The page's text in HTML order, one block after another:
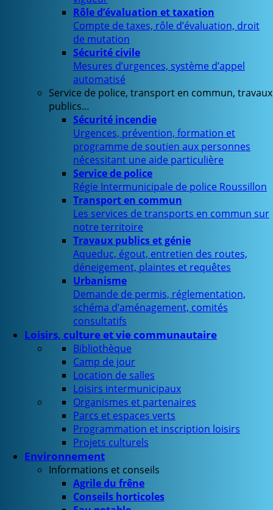
Rôle d’évaluation et taxation
Compte de taxes, rôle d’évaluation, droit
de mutation
Sécurité civile
Mesures d’urgences, système d’appel
automatisé
Service de police, transport en commun, travaux
publics…
Sécurité incendie
Urgences, prévention, formation et
programme de soutien aux personnes
nécessitant une aide particulière
Service de police
Régie Intermunicipale de police Roussillon
Transport en commun
Les services de transports en commun sur
notre territoire
Travaux publics et génie
Aqueduc, égout, entretien des routes,
déneigement, plaintes et requêtes
Urbanisme
Demande de permis, réglementation,
schéma d’aménagement, comités
consultatifs
Loisirs, culture et vie communautaire
Bibliothèque
Camp de jour
Location de salles
Loisirs intermunicipaux
Organismes et partenaires
Parcs et espaces verts
Programmation et inscription loisirs
Projets culturels
Environnement
Informations et conseils
Agrile du frêne
Conseils horticoles